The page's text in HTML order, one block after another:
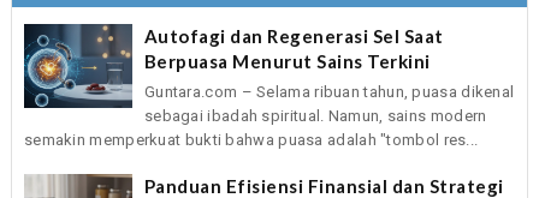
Autofagi dan Regenerasi Sel Saat
Berpuasa Menurut Sains Terkini
Guntara.com – Selama ribuan tahun, puasa dikenal
sebagai ibadah spiritual. Namun, sains modern
semakin memperkuat bukti bahwa puasa adalah "tombol res...
Panduan Efisiensi Finansial dan Strategi